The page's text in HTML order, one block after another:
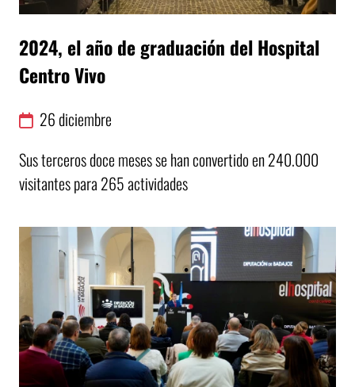
2024, el año de graduación del Hospital
Centro Vivo
26diciembre
Sus terceros doce meses se han convertido en 240.000
visitantes para 265 actividades